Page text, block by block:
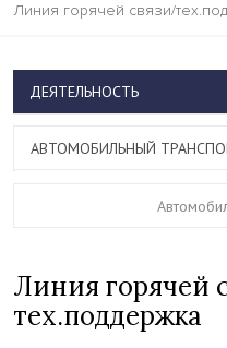
Линия горячей связи/
Линия горячей
тех.поддержка
ДЕЯТЕЛЬНОСТЬ
АВТОМОБИЛЬНЫЙ